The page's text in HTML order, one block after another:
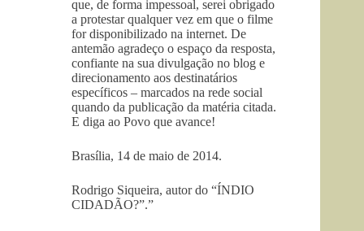
que, de forma impessoal, serei obrigado
a protestar qualquer vez em que o filme
for disponibilizado na internet. De
antemão agradeço o espaço da resposta,
confiante na sua divulgação no blog e
direcionamento aos destinatários
específicos – marcados na rede social
quando da publicação da matéria citada.
E diga ao Povo que avance!
Brasília, 14 de maio de 2014.
Rodrigo Siqueira, autor do “ÍNDIO
CIDADÃO?”.”